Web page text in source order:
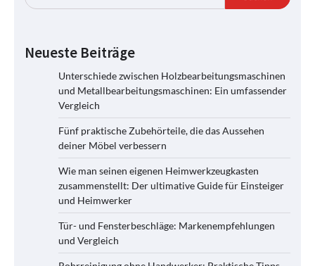
Neueste Beiträge
Unterschiede zwischen Holzbearbeitungsmaschinen
und Metallbearbeitungsmaschinen: Ein umfassender
Vergleich
Fünf praktische Zubehörteile, die das Aussehen
deiner Möbel verbessern
Wie man seinen eigenen Heimwerkzeugkasten
zusammenstellt: Der ultimative Guide für Einsteiger
und Heimwerker
Tür- und Fensterbeschläge: Markenempfehlungen
und Vergleich